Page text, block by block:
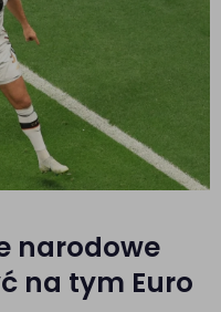
narodowe
na tym Euro